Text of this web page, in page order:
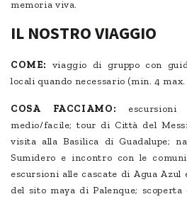
memoria viva.
IL NOSTRO VIAGGIO
COME: viaggio di gruppo con
locali quando necessario (min. 4
COSA FACCIAMO:
medio/facile; tour di Città del
visita alla Basilica di Guadalupe;
Sumidero e incontro con le
escursioni alle cascate di Agua
del sito maya di Palenque;